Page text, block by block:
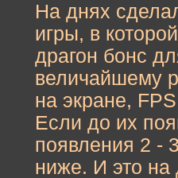
На днях
игры, в
драгон бонс
величайшему
на экране,
Если до их
появления 2 -
ниже. И это на